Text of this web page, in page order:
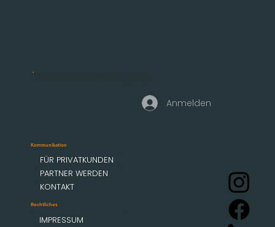
Kommunikation
FÜR PRIVATKUNDEN
PARTNER WERDEN
KONTAKT
Rechtliches
IMPRESSUM
Anmelden